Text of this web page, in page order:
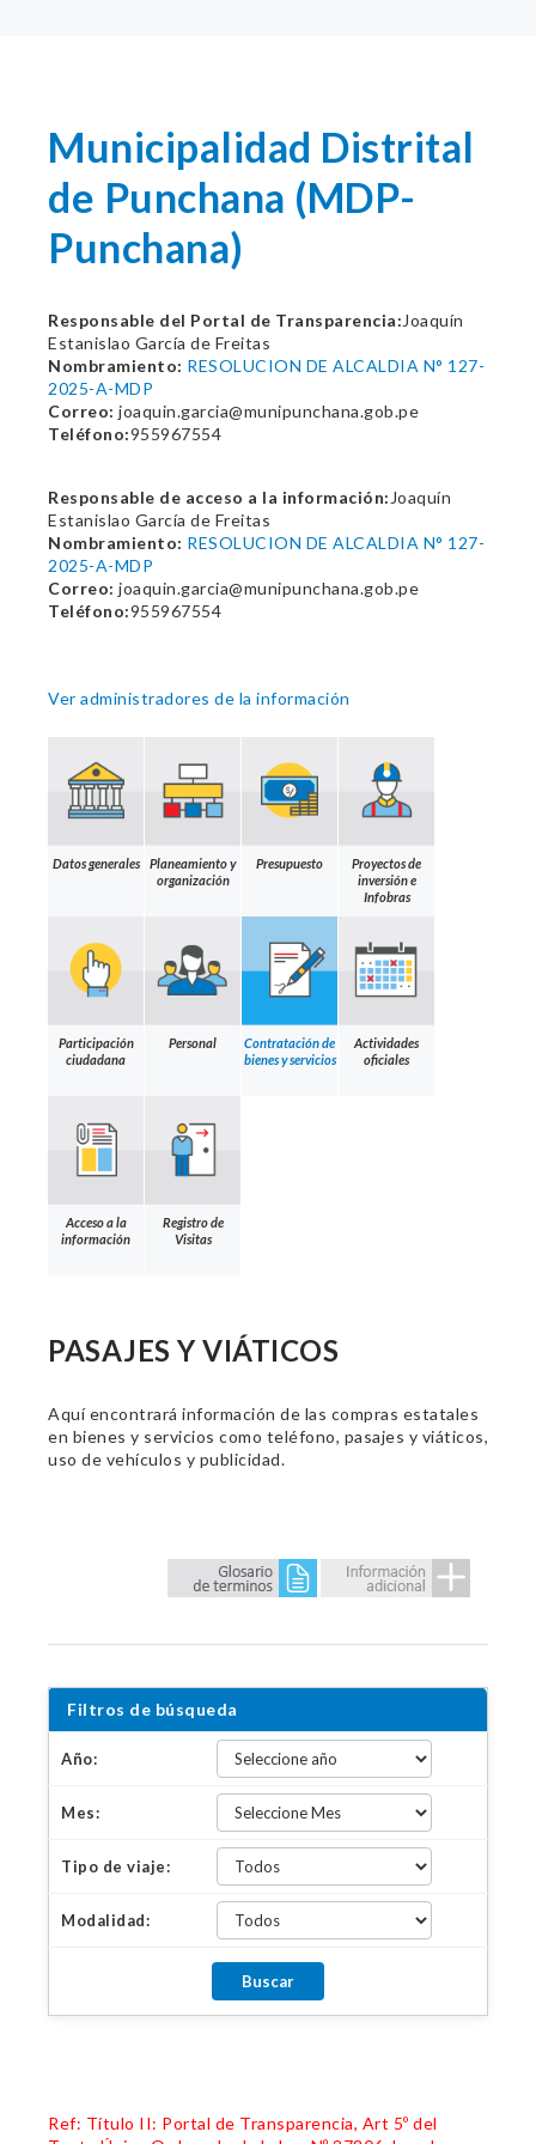
Municipalidad Distrital
de Punchana (MDP-
Punchana)
Responsable del Portal de Transparencia: Joaquín
Estanislao García de Freitas
Nombramiento: RESOLUCION DE ALCALDIA N° 127-
2025-A-MDP
Correo: joaquin.garcia@munipunchana.gob.pe
Teléfono:955967554
Responsable de acceso a la información: Joaquín
Estanislao García de Freitas
Nombramiento: RESOLUCION DE ALCALDIA N° 127-
2025-A-MDP
Correo: joaquin.garcia@munipunchana.gob.pe
Teléfono:955967554
Ver administradores de la información
Datos generales
Planeamiento y
organización
Presupuesto
Proyectos de
inversión e
Infobras
Participación
ciudadana
Personal
Contratación de
bienes y servicios
Actividades
oficiales
Acceso a la
información
Registro de
Visitas
PASAJES Y VIÁTICOS
Aquí encontrará información de las compras estatales
en bienes y servicios como teléfono, pasajes y viáticos,
uso de vehículos y publicidad.
Filtros de búsqueda
Año:
Mes:
Tipo de viaje:
Modalidad:
Ref: Título II: Portal de Transparencia, Art 5º del